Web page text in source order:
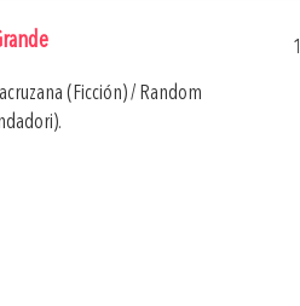
(Ficción) / Random